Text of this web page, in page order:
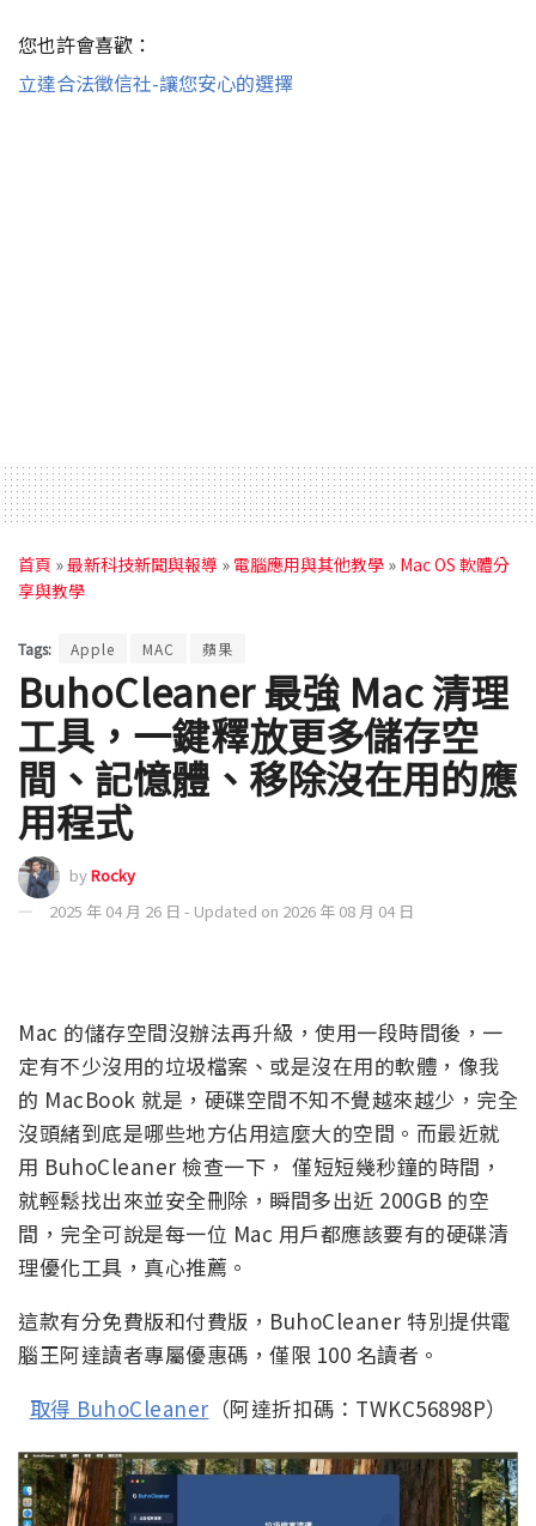
您也許會喜歡：
立達合法徵信社-讓您安心的選擇
首頁 »最新科技新聞與報導 » 電腦應用與其他教學 » Mac OS 軟體分
享與教學
Tags: Apple MAC 蘋果
BuhoCleaner 最強 Mac 清理
工具，一鍵釋放更多儲存空
間、記憶體、移除沒在用的應
用程式
byRocky
2025 年 04 月 26 日 - Updated on 2026 年 08 月 04 日
Mac 的儲存空間沒辦法再升級，使用一段時間後，一
定有不少沒用的垃圾檔案、或是沒在用的軟體，像我
的 MacBook 就是，硬碟空間不知不覺越來越少，完全
沒頭緒到底是哪些地方佔用這麼大的空間。而最近就
用 BuhoCleaner 檢查一下， 僅短短幾秒鐘的時間，
就輕鬆找出來並安全刪除，瞬間多出近 200GB 的空
間，完全可說是每一位 Mac 用戶都應該要有的硬碟清
理優化工具，真心推薦。
這款有分免費版和付費版，BuhoCleaner 特別提供電
腦王阿達讀者專屬優惠碼，僅限 100 名讀者。
取得 BuhoCleaner （阿達折扣碼：TWKC56898P）